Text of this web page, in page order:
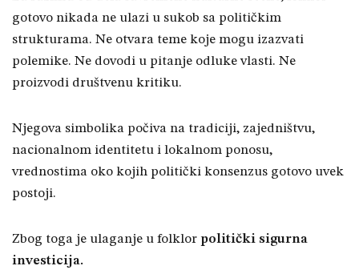
gotovo nikada ne ulazi u sukob sa političkim
strukturama. Ne otvara teme koje mogu izazvati
polemike. Ne dovodi u pitanje odluke vlasti. Ne
proizvodi društvenu kritiku.
Njegova simbolika počiva na tradiciji, zajedništvu,
nacionalnom identitetu i lokalnom ponosu,
vrednostima oko kojih politički konsenzus gotovo uvek
postoji.
Zbog toga je ulaganje u folklor politički sigurna
investicija.